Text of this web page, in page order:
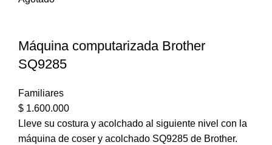
Máquina computarizada Brother
SQ9285
Familiares
$ 1.600.000
Lleve su costura y acolchado al siguiente nivel con la
máquina de coser y acolchado SQ9285 de Brother.